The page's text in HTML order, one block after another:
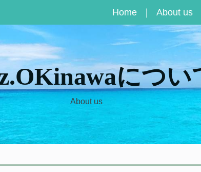
Home About us
につい
About us